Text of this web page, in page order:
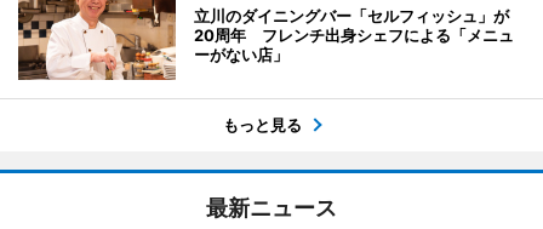
立川のダイニングバー「セルフィッシュ」が
20周年 フレンチ出身シェフによる「メニュ
ーがない店」
もっと見る
最新ニュース